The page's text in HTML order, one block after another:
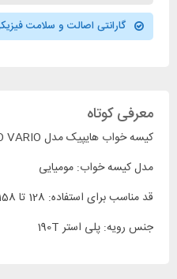
گارانتی اصالت و سلامت فیزیکی
معرفی کوتاه
کیسه خواب هایپیک مدل HIGH PEAK TEMBO VARIO
مدل کیسه خواب: مومیایی
قد مناسب برای استفاده: 128 تا 158 سانتیمتر
جنس رویه: پلی استر 190T